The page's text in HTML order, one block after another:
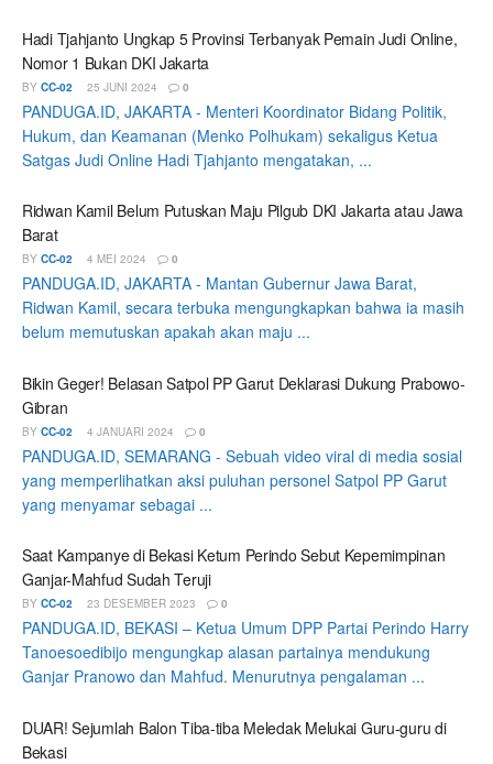
Hadi Tjahjanto Ungkap 5 Provinsi Terbanyak Pemain Judi Online,
Nomor 1 Bukan DKI Jakarta
BY CC-02 25 JUNI 2024 0
PANDUGA.ID, JAKARTA - Menteri Koordinator Bidang Politik,
Hukum, dan Keamanan (Menko Polhukam) sekaligus Ketua
Satgas Judi Online Hadi Tjahjanto mengatakan, ...
Ridwan Kamil Belum Putuskan Maju Pilgub DKI Jakarta atau Jawa
Barat
BY CC-02 4 MEI 2024 0
PANDUGA.ID, JAKARTA - Mantan Gubernur Jawa Barat,
Ridwan Kamil, secara terbuka mengungkapkan bahwa ia masih
belum memutuskan apakah akan maju ...
Bikin Geger! Belasan Satpol PP Garut Deklarasi Dukung Prabowo-
Gibran
BY CC-02 4 JANUARI 2024 0
PANDUGA.ID, SEMARANG - Sebuah video viral di media sosial
yang memperlihatkan aksi puluhan personel Satpol PP Garut
yang menyamar sebagai ...
Saat Kampanye di Bekasi Ketum Perindo Sebut Kepemimpinan
Ganjar-Mahfud Sudah Teruji
BY CC-02 23 DESEMBER 2023 0
PANDUGA.ID, BEKASI – Ketua Umum DPP Partai Perindo Harry
Tanoesoedibijo mengungkap alasan partainya mendukung
Ganjar Pranowo dan Mahfud. Menurutnya pengalaman ...
DUAR! Sejumlah Balon Tiba-tiba Meledak Melukai Guru-guru di
Bekasi